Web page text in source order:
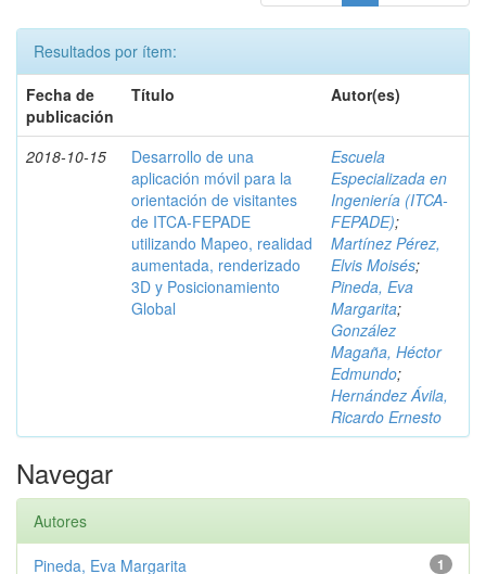
Resultados por ítem:
Fecha de
publicación
Título Autor(es)
2018-10-15
Desarrollo de una
aplicación móvil para la
orientación de visitantes
de ITCA-FEPADE
utilizando Mapeo, realidad
aumentada, renderizado
3D y Posicionamiento
Global
Escuela
Especializada en
Ingeniería (ITCA-
FEPADE);
Martínez Pérez,
Elvis Moisés;
Pineda, Eva
Margarita;
González
Magaña, Héctor
Edmundo;
Hernández Ávila,
Ricardo Ernesto
Navegar
Autores
1
Pineda, Eva Margarita